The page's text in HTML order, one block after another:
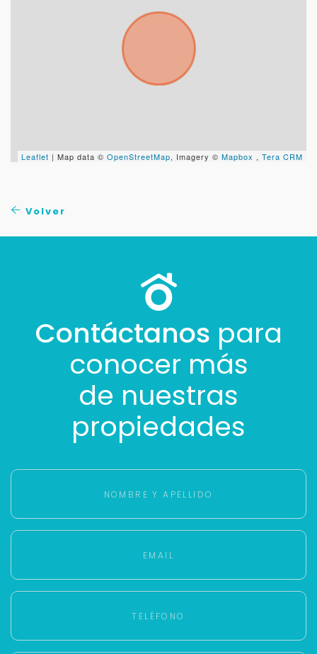
Leaflet | Map data © OpenStreetMap, Imagery © Mapbox , Tera CRM
Volver
Contáctanos para
conocer más
de nuestras
propiedades